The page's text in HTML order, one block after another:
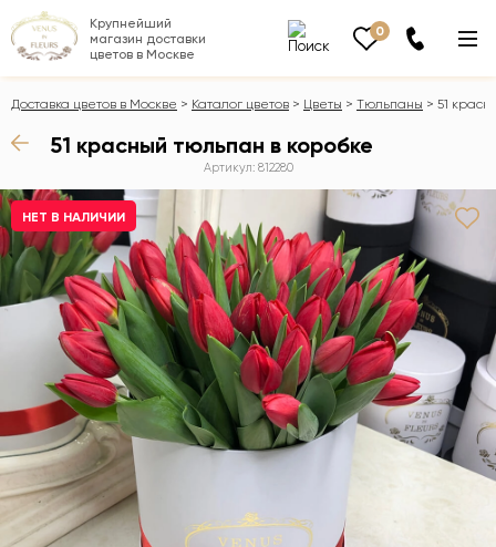
Крупнейший
магазин доставки
цветов в Москве
0
Доставка цветов в Москве Каталог цветов Цветы Тюльпаны 51
51 красный тюльпан в коробке
Артикул: 812280
НЕТ В НАЛИЧИИ